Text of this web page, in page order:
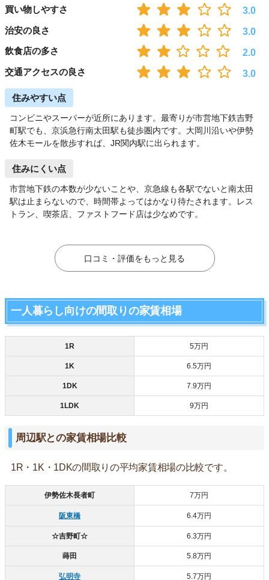
買い物しやすさ
3.0
治安の良さ
3.0
飲食店の多さ
2.0
交通アクセスの良さ
3.0
住みやすい点
コンビニやスーパーが近所にあります。最寄りが市営地下鉄吉野
町駅でも、京浜急行南太田駅も徒歩圏内です。大岡川沿いや伊勢
佐木モールを散歩すれば、JR関内駅に出られます。
住みにくい点
市営地下鉄の本数が少ないことや、京急線も各駅でないと南太田
駅は止まらないので、時間帯よってはかなり待たされます。レス
トラン、喫茶店、ファストフード店は少なめです。
口コミ・評価をもっと見る
一人暮らし向けの間取りの家賃相場
1R 5万円
1K 6.5万円
1DK 7.9万円
1LDK 9万円
周辺駅との家賃相場比較
1R・1K・1DKの間取りの平均家賃相場の比較です。
伊勢佐木長者町 7万円
阪東橋 6.4万円
☆吉野町☆ 6.3万円
蒔田 5.8万円
弘明寺 5.7万円